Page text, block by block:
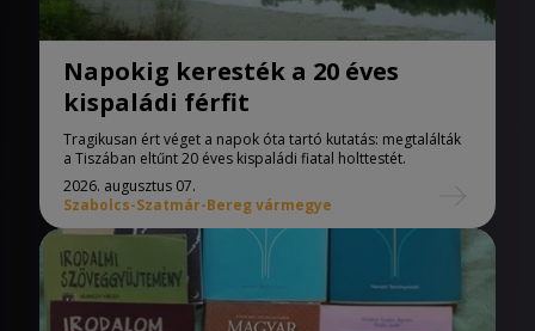
Napokig keresték a 20 éves
kispaládi férfit
Tragikusan ért véget a napok óta tartó kutatás: megtalálták
a Tiszában eltűnt 20 éves kispaládi fiatal holttestét.
2026. augusztus 07.
Szabolcs-Szatmár-Bereg vármegye